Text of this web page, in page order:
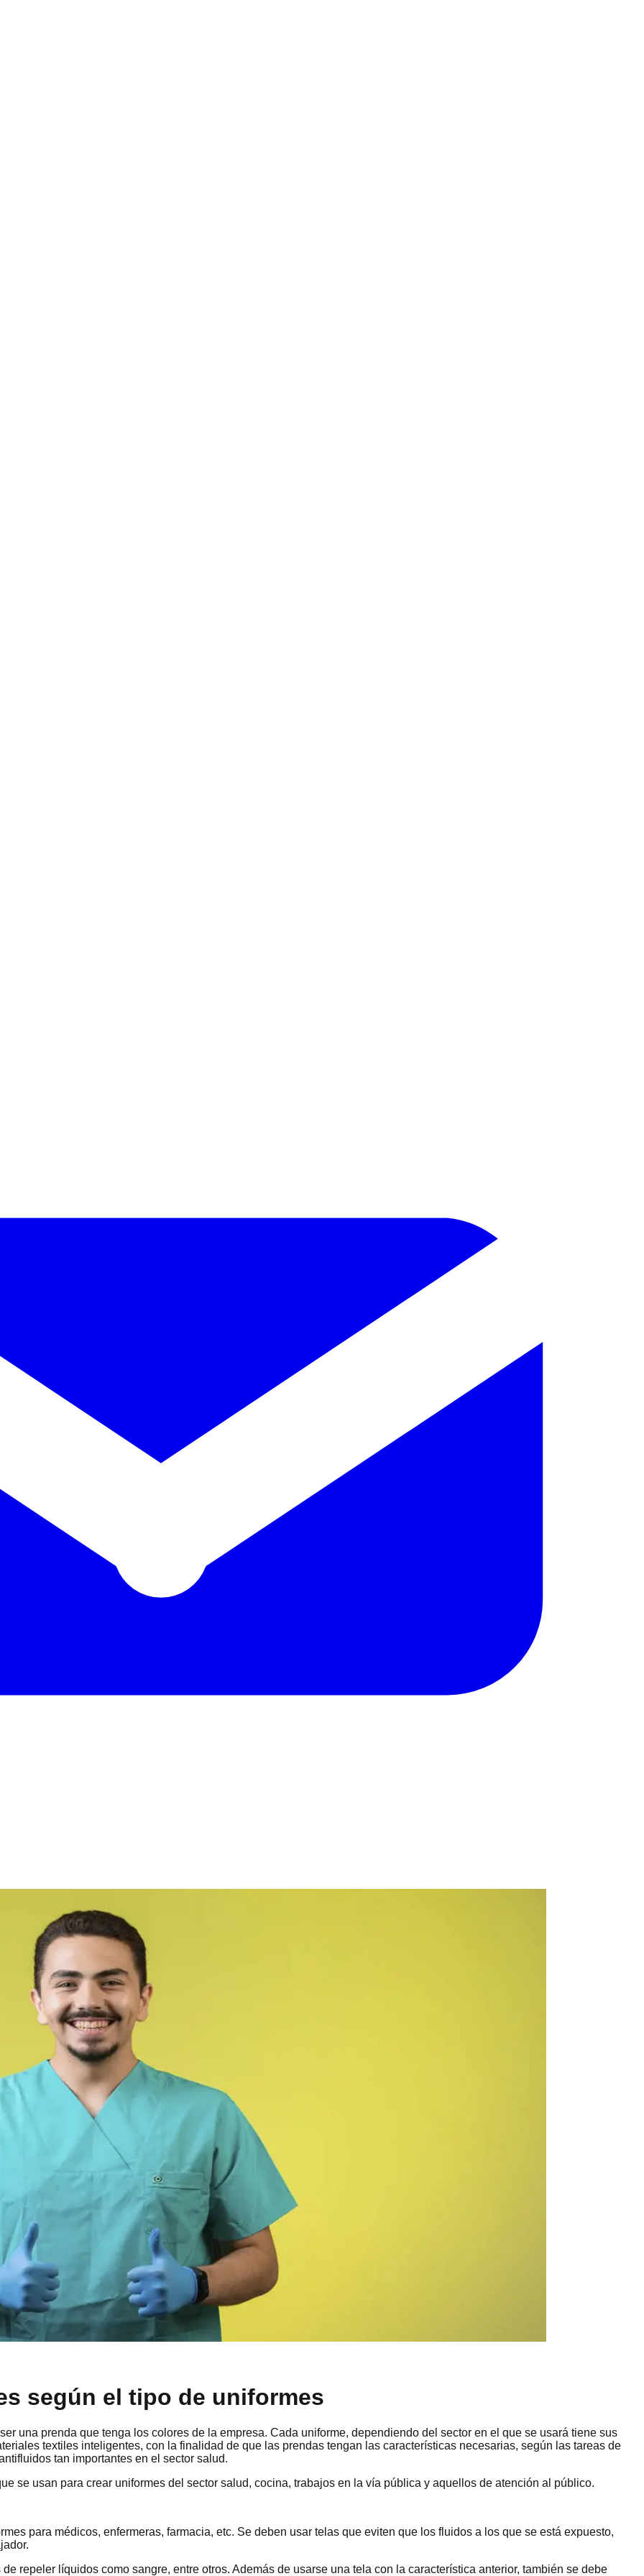
según el tipo de uniformes
una prenda que tenga los colores de la empresa. Cada uniforme, dependiendo del sector en el que se usará tiene sus
textiles inteligentes, con la finalidad de que las prendas tengan las características necesarias, según las tareas de
tan importantes en el sector salud.
se usan para crear uniformes del sector salud, cocina, trabajos en la vía pública y aquellos de atención al público.
para médicos, enfermeras, farmacia, etc. Se deben usar telas que eviten que los fluidos a los que se está expuesto,
repeler líquidos como sangre, entre otros. Además de usarse una tela con la característica anterior, también se debe